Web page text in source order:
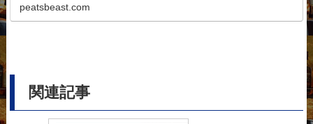
peatsbeast.com
関連記事